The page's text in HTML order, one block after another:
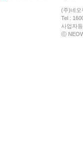
(주)네오
Tel :
사업자
ⓒ